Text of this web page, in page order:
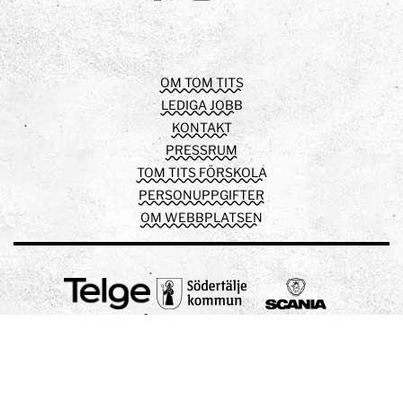
Facebook
InstagramYoutube
OM TOM TITS
LEDIGA JOBB
KONTAKT
PRESSRUM
TOM TITS FÖRSKOLA
PERSONUPPGIFTER
OM WEBBPLATSEN